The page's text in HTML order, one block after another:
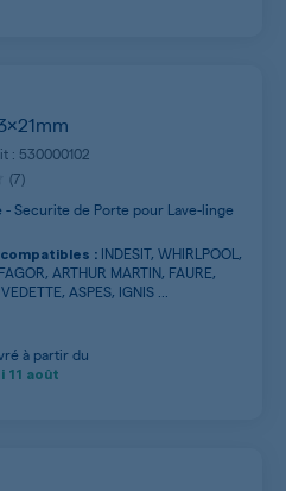
: 530000102
(7)
- Securite de Porte pour Lave-linge
: INDESIT, WHIRLPOOL,
ARTHUR MARTIN, FAURE,
ASPES, IGNIS ...
à partir du
11 août